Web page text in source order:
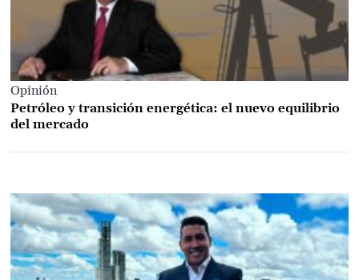
Opinión
Petróleo y transición energética: el nuevo equilibrio
del mercado